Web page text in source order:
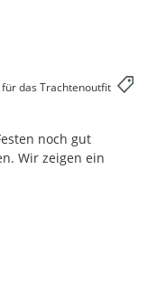
das Trachtenoutfit
noch gut
Wir zeigen ein